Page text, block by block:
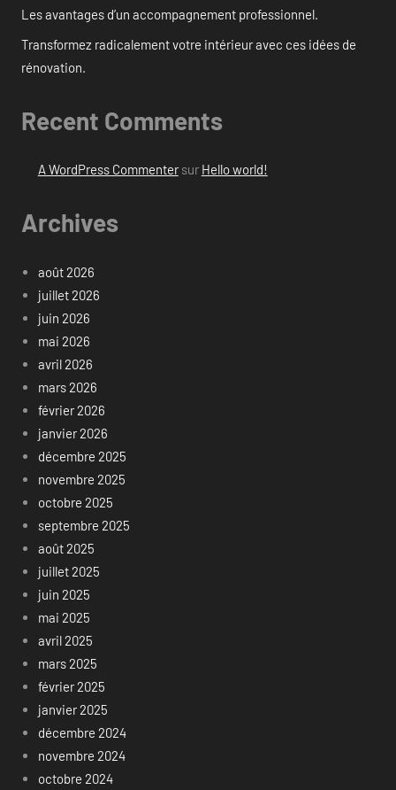
Les avantages d’un accompagnement professionnel.
Transformez radicalement votre intérieur avec ces idées de
rénovation.
Recent Comments
A WordPress Commentersur Hello world!
Archives
août 2026
juillet 2026
juin 2026
mai 2026
avril 2026
mars 2026
février 2026
janvier 2026
décembre 2025
novembre 2025
octobre 2025
septembre 2025
août 2025
juillet 2025
juin 2025
mai 2025
avril 2025
mars 2025
février 2025
janvier 2025
décembre 2024
novembre 2024
octobre 2024